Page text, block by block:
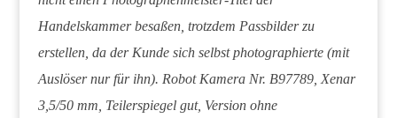
Handelskammer besaßen, trotzdem Passbilder zu
erstellen, da der Kunde sich selbst photographierte (mit
Auslöser nur für ihn). Robot Kamera Nr. B97789, Xenar
3,5/50 mm, Teilerspiegel gut, Version ohne